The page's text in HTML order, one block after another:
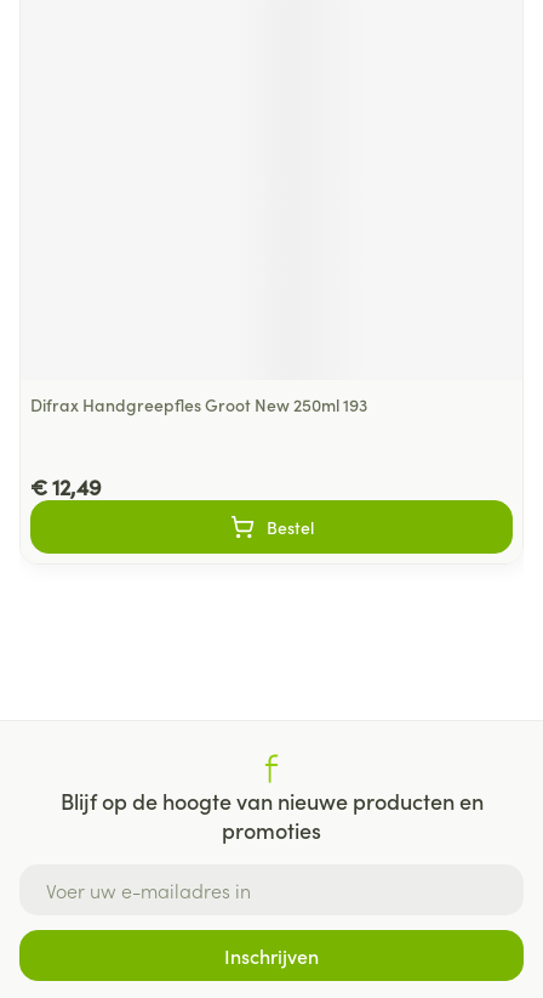
Difrax Handgreepfles Groot New 250ml 193
€ 12,49
Bestel
Blijf op de hoogte van nieuwe producten en
promoties
Inschrijven